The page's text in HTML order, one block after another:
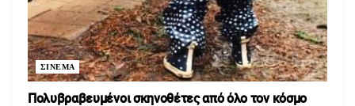
ΣΙΝΕΜΑ
Πολυβραβευμένοι σκηνοθέτες από όλο τον κόσμο